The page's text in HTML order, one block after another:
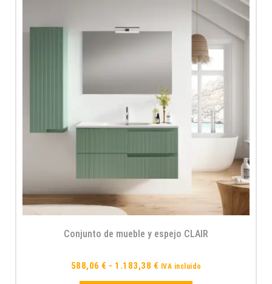
Conjunto de mueble y espejo CLAIR
588,06 € - 1.183,38 € IVA incluido